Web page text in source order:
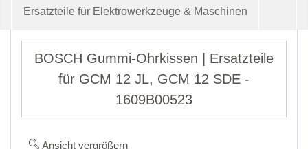
Ersatzteile für Elektrowerkzeuge & Maschinen
BOSCH Gummi-Ohrkissen | Ersatzteile
für GCM 12 JL, GCM 12 SDE -
1609B00523
Ansicht vergrößern